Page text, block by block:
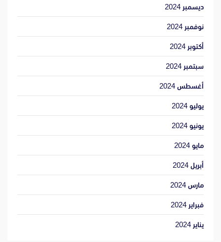
ديسمبر 2024
نوفمبر 2024
أكتوبر 2024
سبتمبر 2024
أغسطس 2024
يوليو 2024
يونيو 2024
مايو 2024
أبريل 2024
مارس 2024
فبراير 2024
يناير 2024